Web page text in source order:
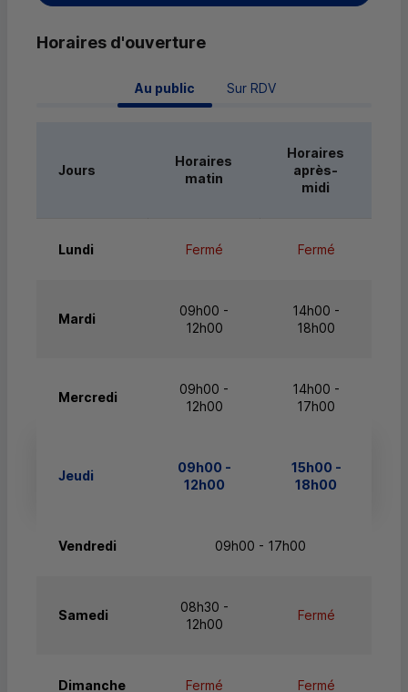
Horaires d'ouverture
Au public Sur RDV
Jours
Horaires
matin
Horaires
après-
midi
Lundi Fermé Fermé
Mardi
09h00 -
12h00
14h00 -
18h00
Mercredi
09h00 -
12h00
14h00 -
17h00
Jeudi
09h00 -
12h00
15h00 -
18h00
Vendredi 09h00 - 17h00
Samedi
08h30 -
12h00
Fermé
Dimanche Fermé Fermé